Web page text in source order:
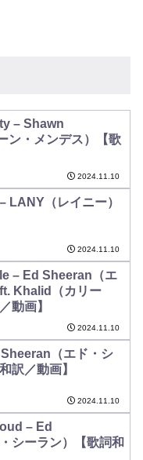
– Shawn
ン・メンデス）【歌
2024.11.10
LANY（レイニー）
2024.11.10
– Ed Sheeran（エ
Khalid（カリー
動画】
2024.11.10
（エド・シ
訳／動画】
2024.11.10
– Ed
シーラン）【歌詞和